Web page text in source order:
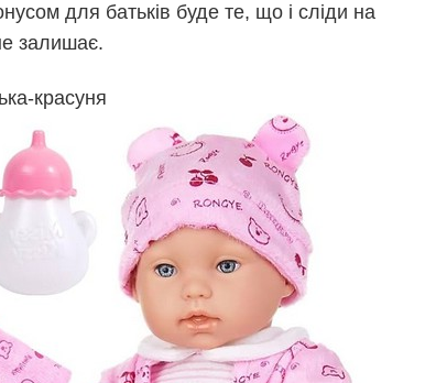
для батьків буде те, що і сліди на
залишає.
красуня